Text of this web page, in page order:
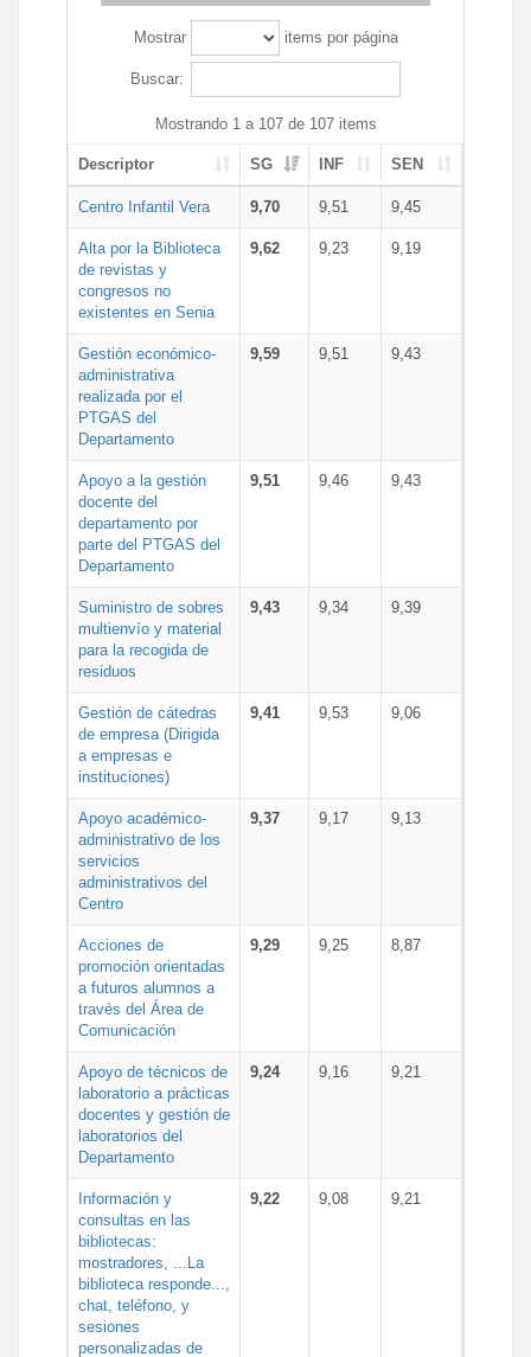
Mostrar items por página
Buscar:
Mostrando 1 a 107 de 107 items
Descriptor SG INF SEN
Centro Infantil Vera 9,70 9,51 9,45
Alta por la Biblioteca
de revistas y
congresos no
existentes en Senia
9,62 9,23 9,19
Gestión económico-
administrativa
realizada por el
PTGAS del
Departamento
9,59 9,51 9,43
Apoyo a la gestión
docente del
departamento por
parte del PTGAS del
Departamento
9,51 9,46 9,43
Suministro de sobres
multienvío y material
para la recogida de
residuos
9,43 9,34 9,39
Gestión de cátedras
de empresa (Dirigida
a empresas e
instituciones)
9,41 9,53 9,06
Apoyo académico-
administrativo de los
servicios
administrativos del
Centro
9,37 9,17 9,13
Acciones de
promoción orientadas
a futuros alumnos a
través del Área de
Comunicación
9,29 9,25 8,87
Apoyo de técnicos de
laboratorio a prácticas
docentes y gestión de
laboratorios del
Departamento
9,24 9,16 9,21
Información y
consultas en las
bibliotecas:
mostradores, ...La
biblioteca responde...,
chat, teléfono, y
sesiones
personalizadas de
9,22 9,08 9,21